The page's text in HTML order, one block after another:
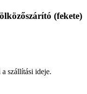
(fekete)
szállítási ideje.